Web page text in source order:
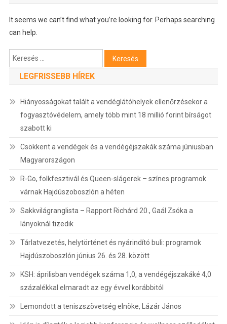
It seems we can’t find what you’re looking for. Perhaps searching
can help.
Keresés:
LEGFRISSEBB HÍREK
Hiányosságokat talált a vendéglátóhelyek ellenőrzésekor a
fogyasztóvédelem, amely több mint 18 millió forint bírságot
szabott ki
Csökkent a vendégek és a vendégéjszakák száma júniusban
Magyarországon
R-Go, folkfesztivál és Queen-slágerek – színes programok
várnak Hajdúszoboszlón a héten
Sakkvilágranglista – Rapport Richárd 20., Gaál Zsóka a
lányoknál tizedik
Tárlatvezetés, helytörténet és nyárindító buli: programok
Hajdúszoboszlón június 26. és 28. között
KSH: áprilisban vendégek száma 1,0, a vendégéjszakáké 4,0
százalékkal elmaradt az egy évvel korábbitól
Lemondott a teniszszövetség elnöke, Lázár János